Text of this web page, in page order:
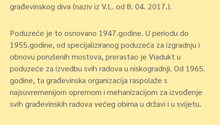
građevinskog diva (naziv iz V.L. od 8. 04. 2017.).
Poduzeće je to osnovano 1947.godine. U periodu do
1955.godine, od specijaliziranog poduzeća za izgradnju i
obnovu porušenih mostova, prerastao je Viadukt u
poduzeće za izvedbu svih radova u niskogradnji. Od 1965.
godine, ta građevinska organizacija raspolaže s
najsuvremenijom opremom i mehanizacijom za izvođenje
svih građevinskih radova većeg obima u državi i u svijetu.